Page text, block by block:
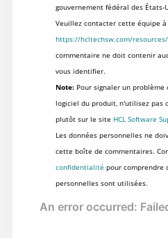
gouvernement fédéral des États-
Veuillez contacter cette équipe
https://hcltechsw.com/
commentaire ne doit contenir
vous identifier.
Note:Pour signaler un problème
logiciel du produit, n'utilisez pas
plutôt sur le site HCL Software
Les données personnelles ne
cette boîte de commentaires.
confidentialité pour comprendre
personnelles sont utilisées.